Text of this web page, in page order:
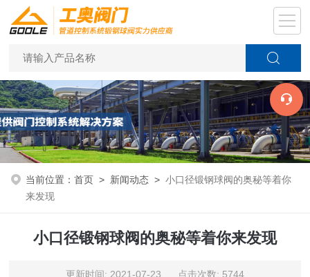
当前位置：首页 > 新闻动态 >小口径锻钢球阀的奥秘等着你
来发现
小口径锻钢球阀的奥秘等着你来发现
更新时间: 2021-07-23 点击次数: 5744